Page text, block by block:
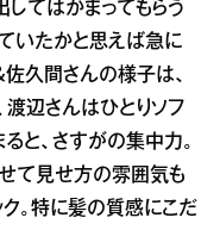
してはかまってもらう
いたかと思えば急に
久間さんの様子は、
渡辺さんはひとりソフ
と、さすがの集中力。
て見せ方の雰囲気も
。特に髪の質感にこだ